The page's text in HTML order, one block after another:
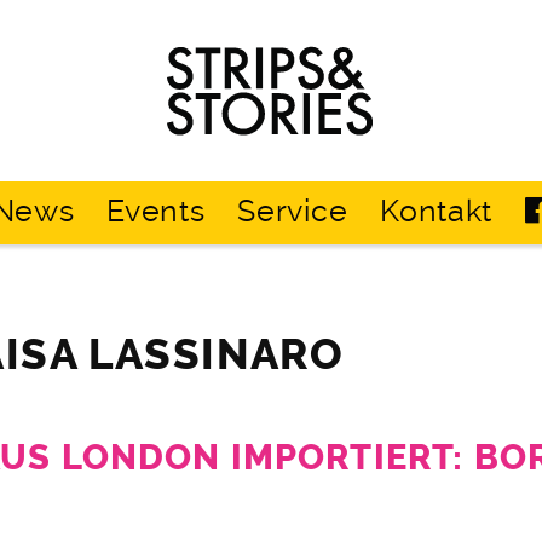
Strips
&
Stories
Events Service Kontakt
LASSINARO
LONDON IMPORTIERT: